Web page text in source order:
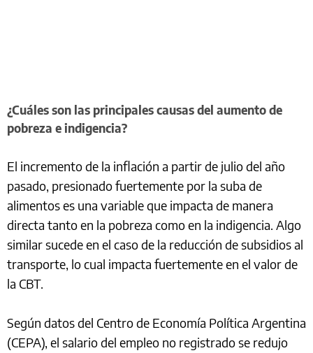
¿Cuáles son las principales causas del aumento de
pobreza e indigencia?
El incremento de la inflación a partir de julio del año
pasado, presionado fuertemente por la suba de
alimentos es una variable que impacta de manera
directa tanto en la pobreza como en la indigencia. Algo
similar sucede en el caso de la reducción de subsidios al
transporte, lo cual impacta fuertemente en el valor de
la CBT.
Según datos del Centro de Economía Política Argentina
(CEPA), el salario del empleo no registrado se redujo